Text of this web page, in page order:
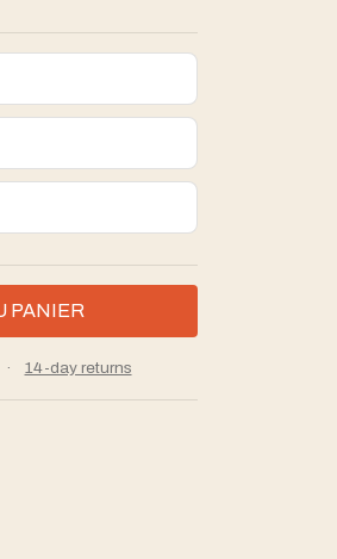
· 14-day returns